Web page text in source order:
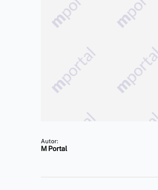
Autor:
M Portal